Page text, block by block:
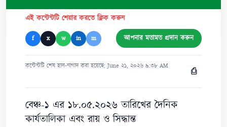
এই কন্টেন্টটি শেয়ার করতে ক্লিক করুন
f x w in m আপনার মতামত প্রদান করুন
কন্টেন্টটি শেষ হাল-নাগাদ করা হয়েছে: June ২১, ২০২৬ ৯:৩৮ AM ⎙
বেঞ্চ-১ এর ১৮.০৫.২০২৬ তারিখের দৈনিক
কার্যতালিকা এবং রায় ও সিদ্ধান্ত